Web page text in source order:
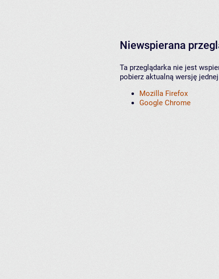
Niewspierana
Ta przeglądarka nie jest
pobierz aktualną wersję
Mozilla Firefox
Google Chrome